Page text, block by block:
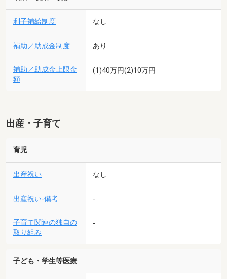
利子補給制度 なし
補助／助成金制度 あり
補助／助成金上限金
額
(1)40万円(2)10万円
出産・子育て
育児
出産祝い なし
出産祝い-備考 -
子育て関連の独自の
取り組み
-
子ども・学生等医療